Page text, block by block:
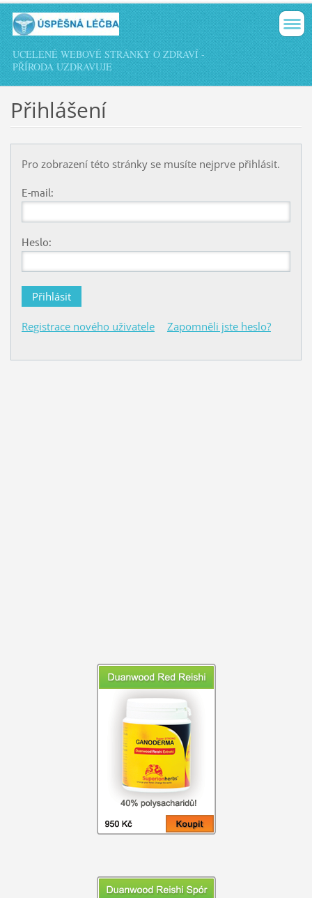
UCELENÉ WEBOVÉ STRÁNKY O ZDRAVÍ -
PŘÍRODA UZDRAVUJE
Přihlášení
Pro zobrazení této stránky se musíte nejprve přihlásit.
E-mail:
Heslo:
Registrace nového uživatele Zapomněli jste heslo?